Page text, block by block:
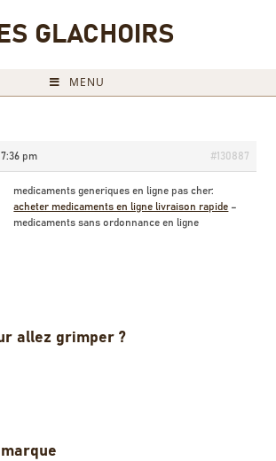
GLACHOIRS
MENU
pm #130887
medicaments generiques en ligne pas cher:
acheter medicaments en ligne livraison rapide –
medicaments sans ordonnance en ligne
allez grimper ?